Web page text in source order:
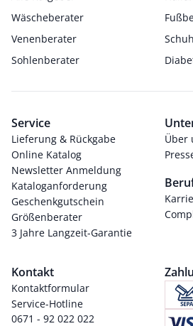
Wäscheberater
Venenberater
Sohlenberater
Service
Lieferung & Rückgabe
Online Katalog
Newsletter Anmeldung
Kataloganforderung
Geschenkgutschein
Größenberater
3 Jahre Langzeit-Garantie
Über
Kontakt
Kontaktformular
Service-Hotline
0671 - 92 022 022